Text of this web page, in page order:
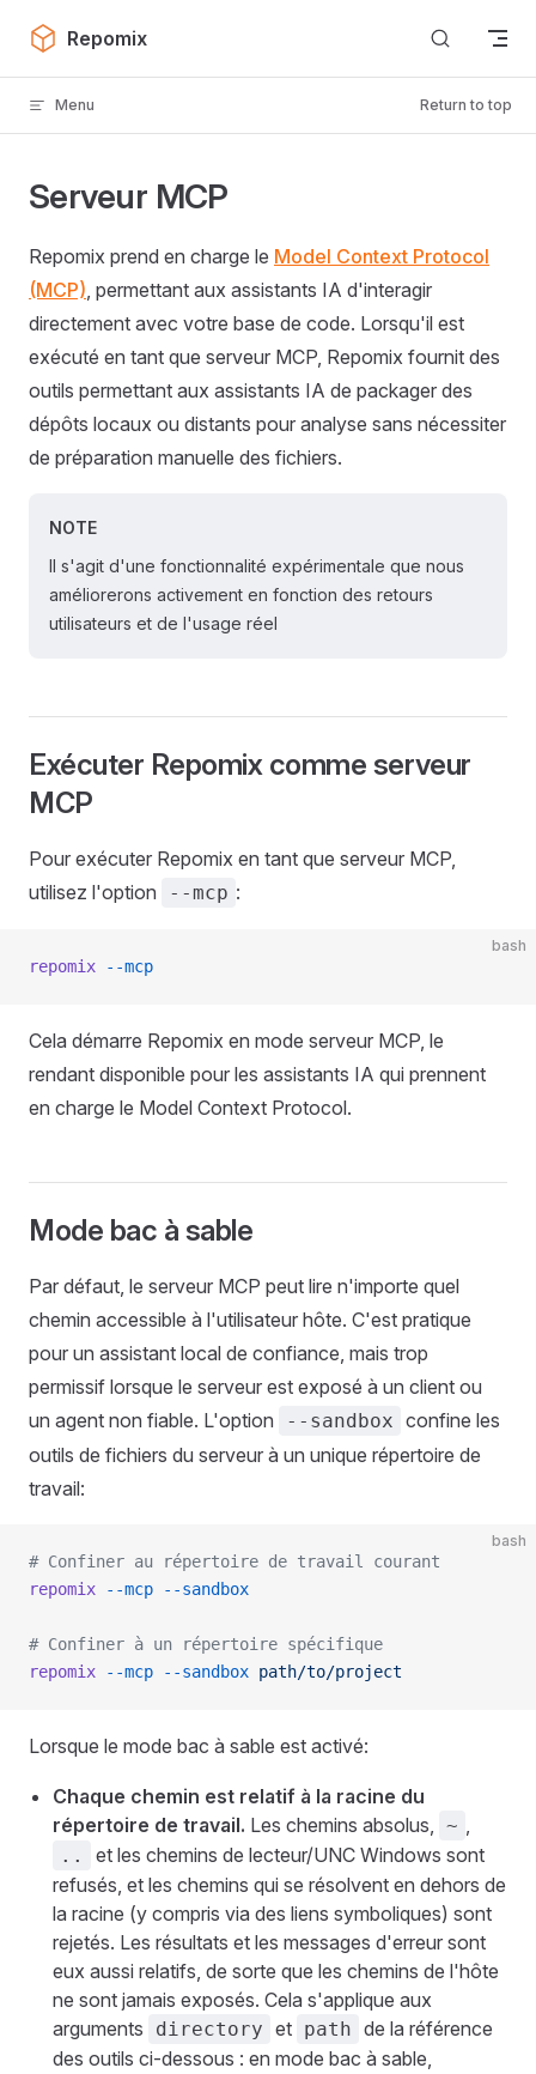
Skip to content
Repomix
Menu Return to top
Serveur MCP
Repomix prend en charge le Model Context Protocol
(MCP), permettant aux assistants IA d'interagir
directement avec votre base de code. Lorsqu'il est
exécuté en tant que serveur MCP, Repomix fournit des
outils permettant aux assistants IA de packager des
dépôts locaux ou distants pour analyse sans nécessiter
de préparation manuelle des fichiers.
NOTE
Il s'agit d'une fonctionnalité expérimentale que nous
améliorerons activement en fonction des retours
utilisateurs et de l'usage réel
Exécuter Repomix comme serveur
MCP
Pour exécuter Repomix en tant que serveur MCP,
utilisez l'option
--mcp :
bash
repomix --mcp
Cela démarre Repomix en mode serveur MCP, le
rendant disponible pour les assistants IA qui prennent
en charge le Model Context Protocol.
Mode bac à sable
Par défaut, le serveur MCP peut lire n'importe quel
chemin accessible à l'utilisateur hôte. C'est pratique
pour un assistant local de confiance, mais trop
permissif lorsque le serveur est exposé à un client ou
un agent non fiable. L'option
--sandbox confine les
outils de fichiers du serveur à un unique répertoire de
travail:
bash
# Confiner au répertoire de travail courant
repomix --mcp --sandbox
# Confiner à un répertoire spécifique
repomix --mcp --sandbox path/to/project
Lorsque le mode bac à sable est activé:
Chaque chemin est relatif à la racine du
répertoire de travail. Les chemins absolus, ~ ,
..
et les chemins de lecteur/UNC Windows sont
refusés, et les chemins qui se résolvent en dehors de
la racine (y compris via des liens symboliques) sont
rejetés. Les résultats et les messages d'erreur sont
eux aussi relatifs, de sorte que les chemins de l'hôte
ne sont jamais exposés. Cela s'applique aux
arguments
directory et path de la référence
des outils ci-dessous : en mode bac à sable,